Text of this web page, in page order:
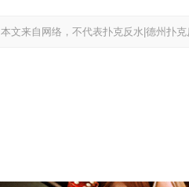
本文来自网络，不代表扑克反水|德州扑